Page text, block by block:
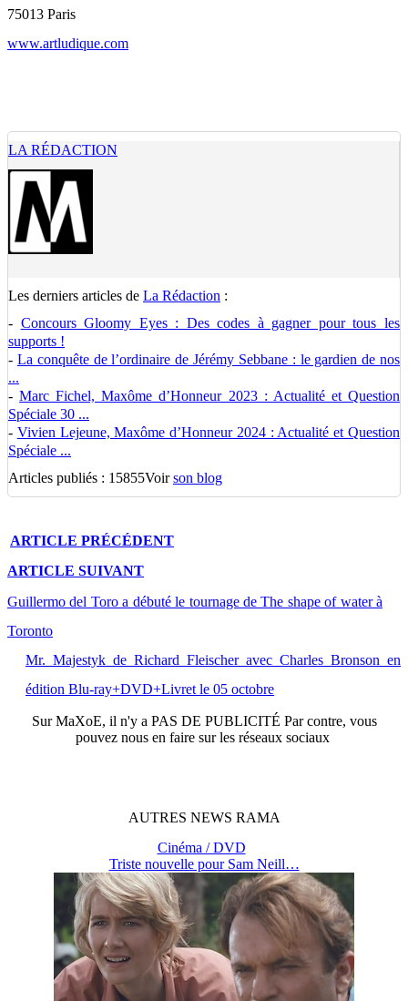
75013 Paris
www.artludique.com
LA RÉDACTION
Les derniers articles de La Rédaction :
- Concours Gloomy Eyes : Des codes à gagner pour tous les
supports !
- La conquête de l’ordinaire de Jérémy Sebbane : le gardien de nos
...
-Marc Fichel, Maxôme d’Honneur 2023 : Actualité et Question
Spéciale 30 ...
- Vivien Lejeune, Maxôme d’Honneur 2024 : Actualité et Question
Spéciale ...
Articles publiés : 15855Voirson blog
ARTICLE PRÉCÉDENT
ARTICLE SUIVANT
Guillermo del Toro a débuté le tournage de The shape of water à
Toronto
Mr. Majestyk de Richard Fleischer avec Charles Bronson en
édition Blu-ray+DVD+Livret le 05 octobre
SurMaXoE, il n'y a PAS DE PUBLICITÉ Par contre, vous
pouvez nous en faire sur les réseaux sociaux
AUTRES NEWS RAMA
Cinéma / DVD
Triste nouvelle pour Sam Neill…